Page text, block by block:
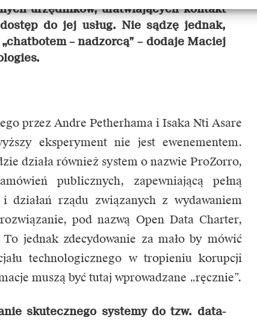
urzędników, ułatwiających kontakt
do jej usług. Nie sądzę jednak,
– nadzorcą” – dodaje Maciej
przez Andre Petherhama i Isaka Nti Asare
eksperyment nie jest ewenementem.
działa również system o nazwie ProZorro,
publicznych, zapewniającą pełną
działań rządu związanych z wydawaniem
pod nazwą Open Data Charter,
jednak zdecydowanie za mało by mówić
technologicznego w tropieniu korupcji
muszą być tutaj wprowadzane „ręcznie”.
skutecznego systemy do tzw. data-